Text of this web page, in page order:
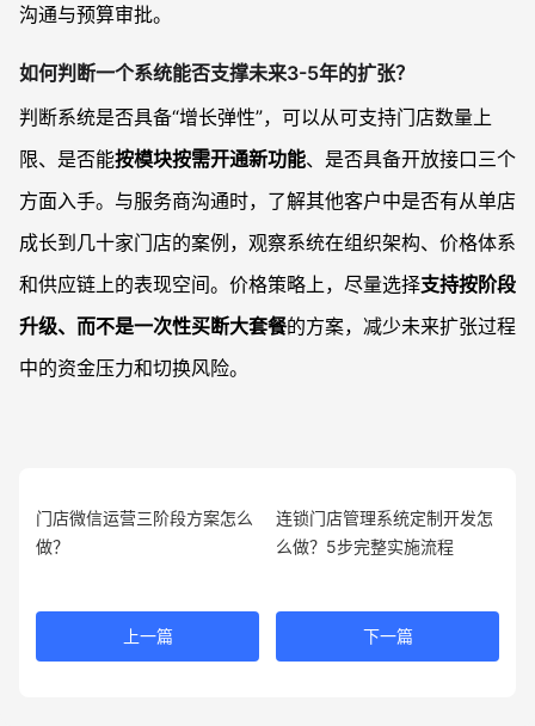
沟通与预算审批。
如何判断一个系统能否支撑未来3-5年的扩张？
判断系统是否具备“增长弹性”，可以从可支持门店数量上
限、是否能按模块按需开通新功能、是否具备开放接口三个
方面入手。与服务商沟通时，了解其他客户中是否有从单店
成长到几十家门店的案例，观察系统在组织架构、价格体系
和供应链上的表现空间。价格策略上，尽量选择支持按阶段
升级、而不是一次性买断大套餐的方案，减少未来扩张过程
中的资金压力和切换风险。
门店微信运营三阶段方案怎么
做？
上一篇
连锁门店管理系统定制开发怎
么做？5步完整实施流程
下一篇